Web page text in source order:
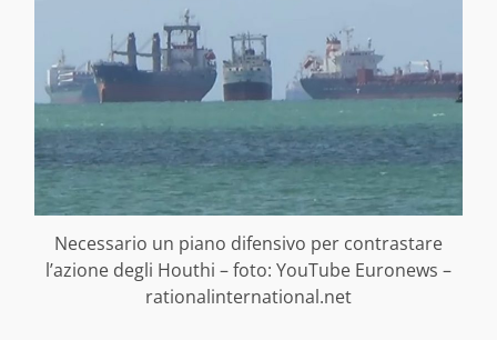
Necessario un piano difensivo per contrastare
l’azione degli Houthi – foto: YouTube Euronews –
rationalinternational.net